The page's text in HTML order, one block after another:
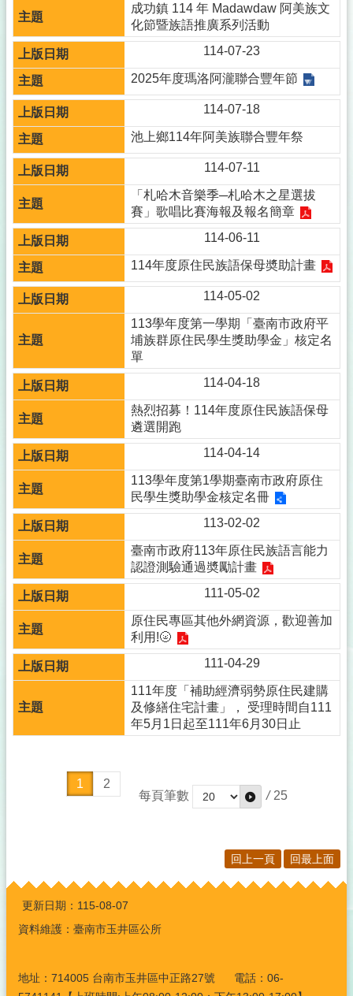
成功鎮 114 年 Madawdaw 阿美族文
化節暨族語推廣系列活動
114-07-23
2025年度瑪洛阿瀧聯合豐年節
114-07-18
池上鄉114年阿美族聯合豐年祭
114-07-11
「札哈木音樂季─札哈木之星選拔
賽」歌唱比賽海報及報名簡章
114-06-11
114年度原住民族語保母奬助計畫
114-05-02
113學年度第一學期「臺南市政府平
埔族群原住民學生獎助學金」核定名
單
114-04-18
熱烈招募！114年度原住民族語保母
遴選開跑
114-04-14
113學年度第1學期臺南市政府原住
民學生獎助學金核定名冊
113-02-02
臺南市政府113年原住民族語言能力
認證測驗通過奬勵計畫
111-05-02
原住民專區其他外網資源，歡迎善加
利用!🌝
111-04-29
111年度「補助經濟弱勢原住民建購
及修繕住宅計畫」， 受理時間自111
年5月1日起至111年6月30日止
1
2
每頁筆數
/ 25
回上一頁 回最上面
:::
更新日期： 115-08-07
資料維護：臺南市玉井區公所
地址：714005 台南市玉井區中正路27號 電話：06-